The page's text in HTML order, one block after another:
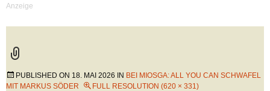
PUBLISHED ON 18. MAI 2026 IN BEI MIOSGA: ALL YOU CAN SCHWAFEL
MIT MARKUS SÖDER
FULL RESOLUTION (620 × 331)